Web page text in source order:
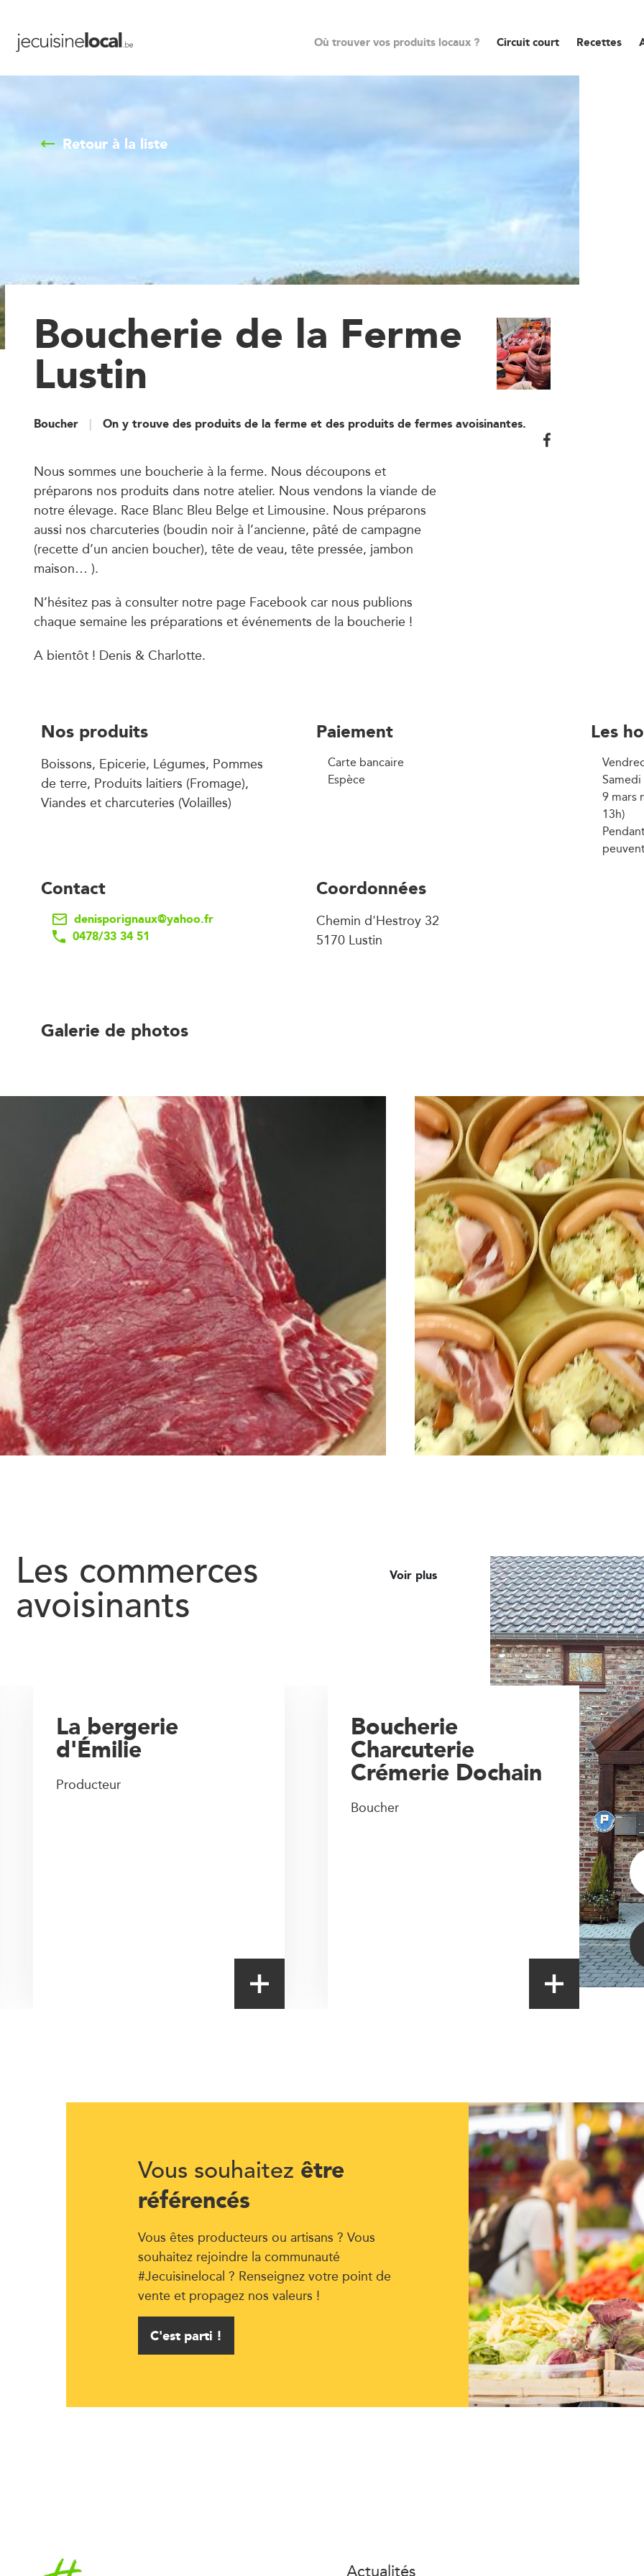
Où trouver vos produits locaux ? Circuit court Recettes
Retour à la liste
Boucherie de la Ferme
Lustin
Boucher On y trouve des produits de la ferme et des produits de fermes avoisinantes.
Nous sommes une boucherie à la ferme. Nous découpons et
préparons nos produits dans notre atelier. Nous vendons la viande de
notre élevage. Race Blanc Bleu Belge et Limousine. Nous préparons
aussi nos charcuteries (boudin noir à l’ancienne, pâté de campagne
(recette d’un ancien boucher), tête de veau, tête pressée, jambon
maison… ).
N’hésitez pas à consulter notre page Facebook car nous publions
chaque semaine les préparations et événements de la boucherie !
A bientôt ! Denis & Charlotte.
Nos produits
Boissons, Epicerie, Légumes, Pommes
de terre, Produits laitiers (Fromage),
Viandes et charcuteries (Volailles)
Paiement
Carte bancaire
Espèce
Les
9 mars
13h)
Contact
denisporignaux@yahoo.fr
0478/33 34 51
Coordonnées
Chemin d'Hestroy 32
5170 Lustin
Galerie de photos
Les commerces
avoisinants
Voir plus
Boucherie
Charcuterie
Crémerie Dochain
Boucher
La bergerie
d'Émilie
Producteur
Vous souhaitez être
référencés
Vous êtes producteurs ou artisans ? Vous
souhaitez rejoindre la communauté
#Jecuisinelocal ? Renseignez votre point de
vente et propagez nos valeurs !
C'est parti !
Accueil Actualités